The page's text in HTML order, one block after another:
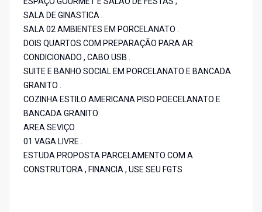
SALA DE GINASTICA .
SALA 02 AMBIENTES EM PORCELANATO .
DOIS QUARTOS COM PREPARAÇÃO PARA AR
CONDICIONADO , CABO USB .
SUITE E BANHO SOCIAL EM PORCELANATO E BANCADA
GRANITO .
COZINHA ESTILO AMERICANA PISO POECELANATO E
BANCADA GRANITO
AREA SEVIÇO
01 VAGA LIVRE .
ESTUDA PROPOSTA PARCELAMENTO COM A
CONSTRUTORA , FINANCIA , USE SEU FGTS